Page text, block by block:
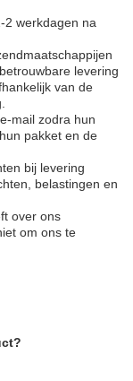
2 werkdagen na
levering
van de
mail zodra hun
pakket en de
bij levering
belastingen en
over ons
om ons te